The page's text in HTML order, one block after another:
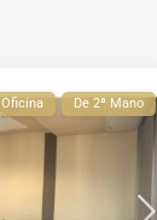
Oficina De 2ª Mano